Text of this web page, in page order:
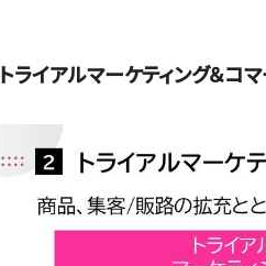
トライアルマーケティング＆コ